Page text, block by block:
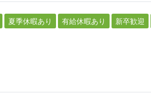
夏季休暇あり 有給休暇あり 新卒歓迎